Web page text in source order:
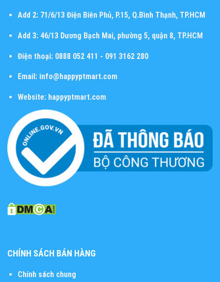
Add 2:71/6/13 Điện Biên Phủ, P.15, Q.Bình Thạnh, TP.HCM
Add 3:46/13 Dương Bạch Mai, phường 5, quận 8, TP.HCM
Điện thoại:0888 052 411 - 091 3162 280
Email:info@happyptmart.com
Website: happyptmart.com
CHÍNH SÁCH BÁN HÀNG
Chính sách chung